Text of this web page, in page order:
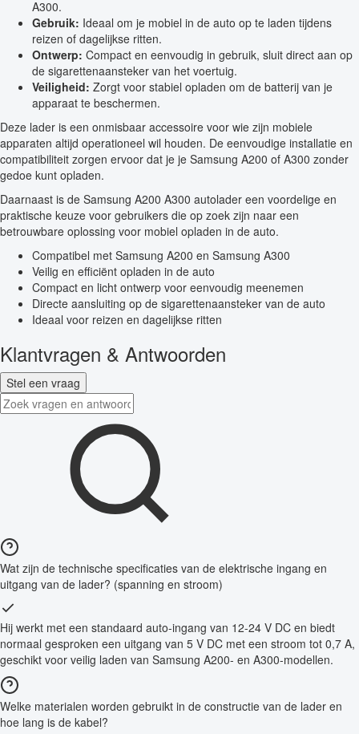
A300.
Gebruik: Ideaal om je mobiel in de auto op te laden tijdens
reizen of dagelijkse ritten.
Ontwerp: Compact en eenvoudig in gebruik, sluit direct aan op
de sigarettenaansteker van het voertuig.
Veiligheid: Zorgt voor stabiel opladen om de batterij van je
apparaat te beschermen.
Deze lader is een onmisbaar accessoire voor wie zijn mobiele
apparaten altijd operationeel wil houden. De eenvoudige installatie en
compatibiliteit zorgen ervoor dat je je Samsung A200 of A300 zonder
gedoe kunt opladen.
Daarnaast is de Samsung A200 A300 autolader een voordelige en
praktische keuze voor gebruikers die op zoek zijn naar een
betrouwbare oplossing voor mobiel opladen in de auto.
Compatibel met Samsung A200 en Samsung A300
Veilig en efficiënt opladen in de auto
Compact en licht ontwerp voor eenvoudig meenemen
Directe aansluiting op de sigarettenaansteker van de auto
Ideaal voor reizen en dagelijkse ritten
Klantvragen & Antwoorden
Stel een vraag
Wat zijn de technische specificaties van de elektrische ingang en
uitgang van de lader? (spanning en stroom)
Hij werkt met een standaard auto-ingang van 12-24 V DC en biedt
normaal gesproken een uitgang van 5 V DC met een stroom tot 0,7 A,
geschikt voor veilig laden van Samsung A200- en A300-modellen.
Welke materialen worden gebruikt in de constructie van de lader en
hoe lang is de kabel?